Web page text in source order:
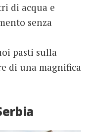
di acqua e
senza
pasti sulla
di una magnifica